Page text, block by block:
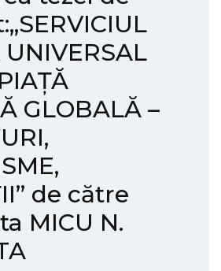
UNIVERSAL
GLOBALĂ –
de către
MICU N.